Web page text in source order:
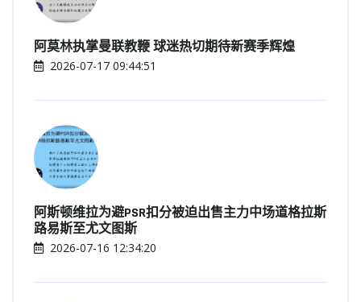
阿莫林执掌曼联教鞭 球迷热切期待新赛季辉煌
2026-07-17 09:44:51
阿斯顿维拉为避PSR扣分被迫出售主力中场道格拉斯
路易斯至尤文图斯
2026-07-16 12:34:20